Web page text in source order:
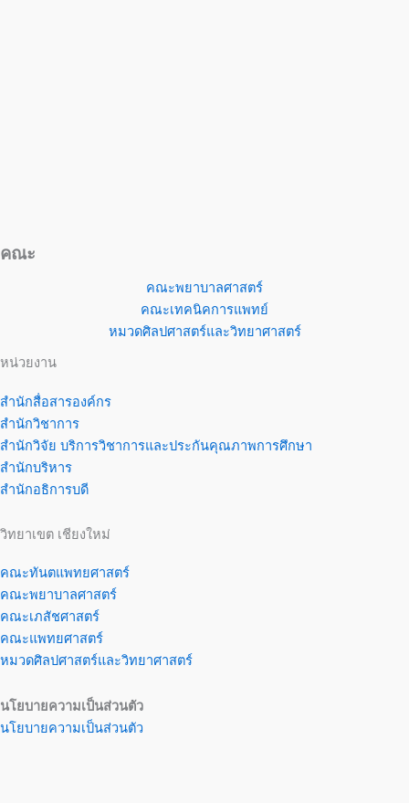
คณะ
คณะพยาบาลศาสตร์
คณะเทคนิคการแพทย์
หมวดศิลปศาสตร์และวิทยาศาสตร์
หน่วยงาน
สำนักสื่อสารองค์กร
สำนักวิชาการ
สำนักวิจัย บริการวิชาการและประกันคุณภาพการศึกษา
สำนักบริหาร
สำนักอธิการบดี
วิทยาเขต เชียงใหม่
คณะทันตแพทยศาสตร์
คณะพยาบาลศาสตร์
คณะเภสัชศาสตร์
คณะแพทยศาสตร์
หมวดศิลปศาสตร์และวิทยาศาสตร์
นโยบายความเป็นส่วนตัว
นโยบายความเป็นส่วนตัว